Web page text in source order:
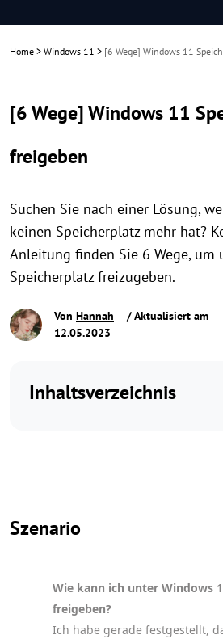
Home > Windows 11 > [6 Wege] Windows 11
[6 Wege] Windows 11
freigeben
Suchen Sie nach einer Lösung,
keinen Speicherplatz mehr hat?
Anleitung finden Sie 6 Wege, um
Speicherplatz freizugeben.
Von Hannah
/ Aktualisiert am
12.05.2023
Inhaltsverzeichnis
Szenario
Wie kann ich unter Windows
freigeben?
Ich habe gerade festgestellt,